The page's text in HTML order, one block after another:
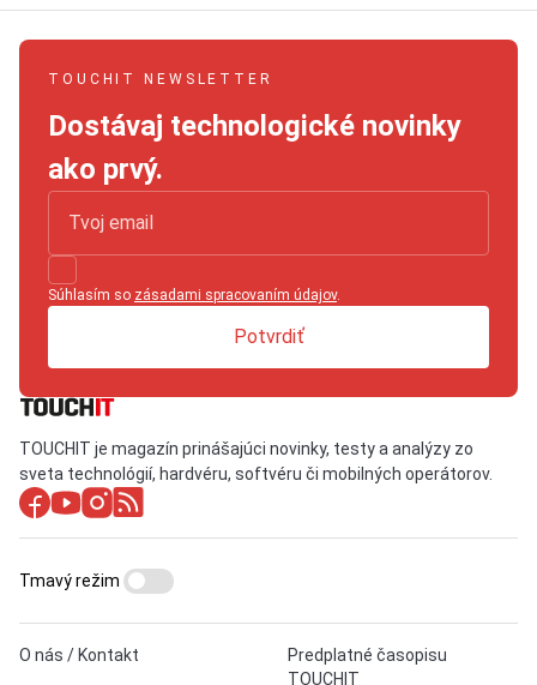
TOUCHIT NEWSLETTER
Dostávaj technologické novinky
ako prvý.
Súhlasím so zásadami spracovaním údajov.
Potvrdiť
TOUCHIT je magazín prinášajúci novinky, testy a analýzy zo
sveta technológií, hardvéru, softvéru či mobilných operátorov.
O nás / Kontakt
Predplatné časopisu
TOUCHIT
Tmavý režim